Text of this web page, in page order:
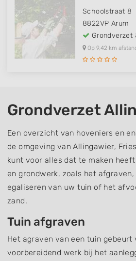
Schoolstraat 8
8822VP Arum
Grondverzet
Op 9,42 km
Grondverzet
Een overzicht van hoveniers en
de omgeving van Allingawier,
kunt voor alles dat te maken
en grondwerk, zoals het afgraven,
egaliseren van uw tuin of het
zand.
Tuin afgraven
Het agraven van een tuin gebeurt
voorbereidend werk bij het